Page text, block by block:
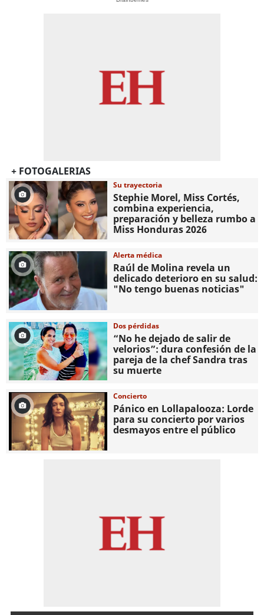
+ FOTOGALERIAS
Su trayectoria
Stephie Morel, Miss Cortés,
combina experiencia,
preparación y belleza rumbo a
Miss Honduras 2026
Alerta médica
Raúl de Molina revela un
delicado deterioro en su salud:
"No tengo buenas noticias"
Dos pérdidas
“No he dejado de salir de
velorios”: dura confesión de la
pareja de la chef Sandra tras
su muerte
Concierto
Pánico en Lollapalooza: Lorde
para su concierto por varios
desmayos entre el público